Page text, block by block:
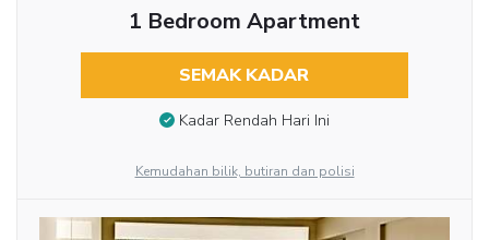
1 Bedroom Apartment
SEMAK KADAR
Kadar Rendah Hari Ini
Kemudahan bilik, butiran dan polisi